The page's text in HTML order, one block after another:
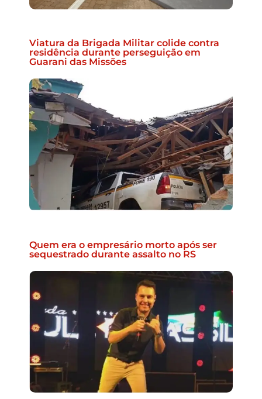
Viatura da Brigada Militar colide contra
residência durante perseguição em
Guarani das Missões
Quem era o empresário morto após ser
sequestrado durante assalto no RS